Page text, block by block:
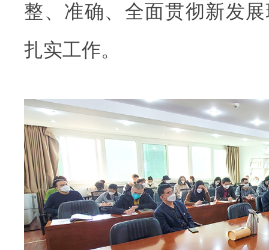
整、准确、全面贯彻新发
扎实工作。